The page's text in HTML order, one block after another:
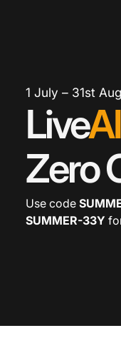
1 July – 31st
LiveAI
Zero
Use code
SUMMER-33Y